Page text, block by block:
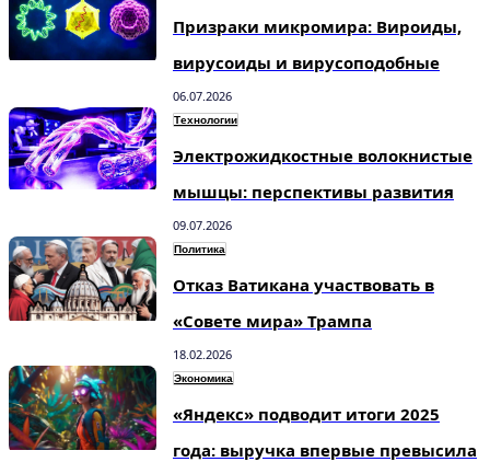
Призраки микромира: Вироиды,
вирусоиды и вирусоподобные
06.07.2026
Технологии
Электрожидкостные волокнистые
мышцы: перспективы развития
09.07.2026
Политика
Отказ Ватикана участвовать в
«Совете мира» Трампа
18.02.2026
Экономика
«Яндекс» подводит итоги 2025
года: выручка впервые превысила